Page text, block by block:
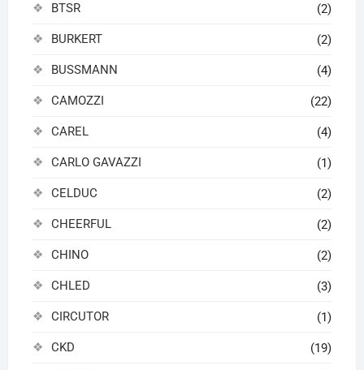
BTSR (2)
BURKERT (2)
BUSSMANN (4)
CAMOZZI (22)
CAREL (4)
CARLO GAVAZZI (1)
CELDUC (2)
CHEERFUL (2)
CHINO (2)
CHLED (3)
CIRCUTOR (1)
CKD (19)